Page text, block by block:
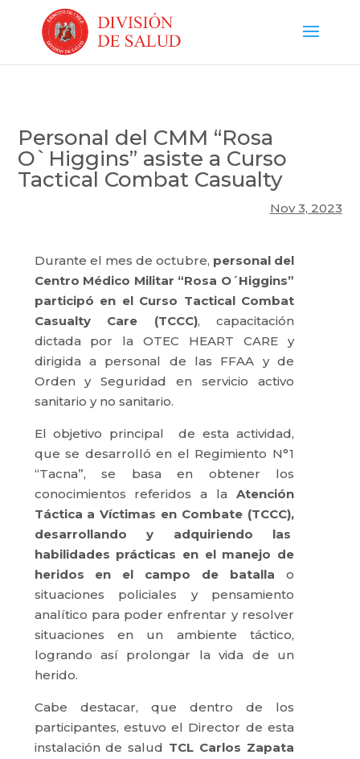
Personal del CMM “Rosa
O`Higgins” asiste a Curso
Tactical Combat Casualty
Nov 3, 2023
Durante el mes de octubre, personal del
Centro Médico Militar “Rosa O´Higgins”
participó en el Curso Tactical Combat
Casualty Care (TCCC), capacitación
dictada por la OTEC HEART CARE y
dirigida a personal de las FFAA y de
Orden y Seguridad en servicio activo
sanitario y no sanitario.
El objetivo principal de esta actividad,
que se desarrolló en el Regimiento N°1
“Tacna”, se basa en obtener los
conocimientos referidos a la Atención
Táctica a Víctimas en Combate (TCCC),
desarrollando y adquiriendo las
habilidades prácticas en el manejo de
heridos en el campo de batalla o
situaciones policiales y pensamiento
analítico para poder enfrentar y resolver
situaciones en un ambiente táctico,
logrando así prolongar la vida de un
herido.
Cabe destacar, que dentro de los
participantes, estuvo el Director de esta
instalación de salud TCL Carlos Zapata